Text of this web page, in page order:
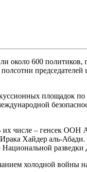
около 600 политиков,
площадок
международной
их числе – генсек
Ирака Хайдер аль-
Национальной
холодной войны